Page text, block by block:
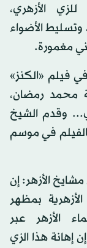
الأزهري،
وتسليط الأضواء
مغمورة.
فيلم «الكنز»
محمد رمضان،
وقدم الشيخ
الفيلم في موسم
الأزهر: إن
بمظهر
الأزهر عبر
إهانة هذا الزي